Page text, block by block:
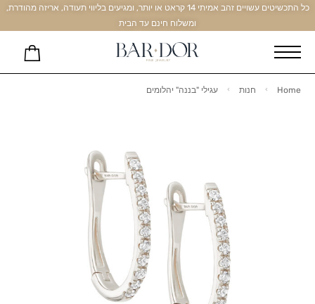
כל התכשיטים עשויים זהב אמיתי 14 קראט או יותר, ומגיעים בליווי תעודה, אריזה מהודרת,
ומשלוח חינם עד הבית
Home חנות עגילי "בננה" יהלומים